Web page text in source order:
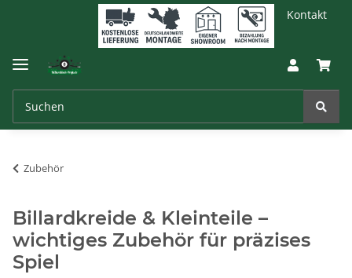
Kontakt
Zubehör
Billardkreide & Kleinteile –
wichtiges Zubehör für präzises
Spiel